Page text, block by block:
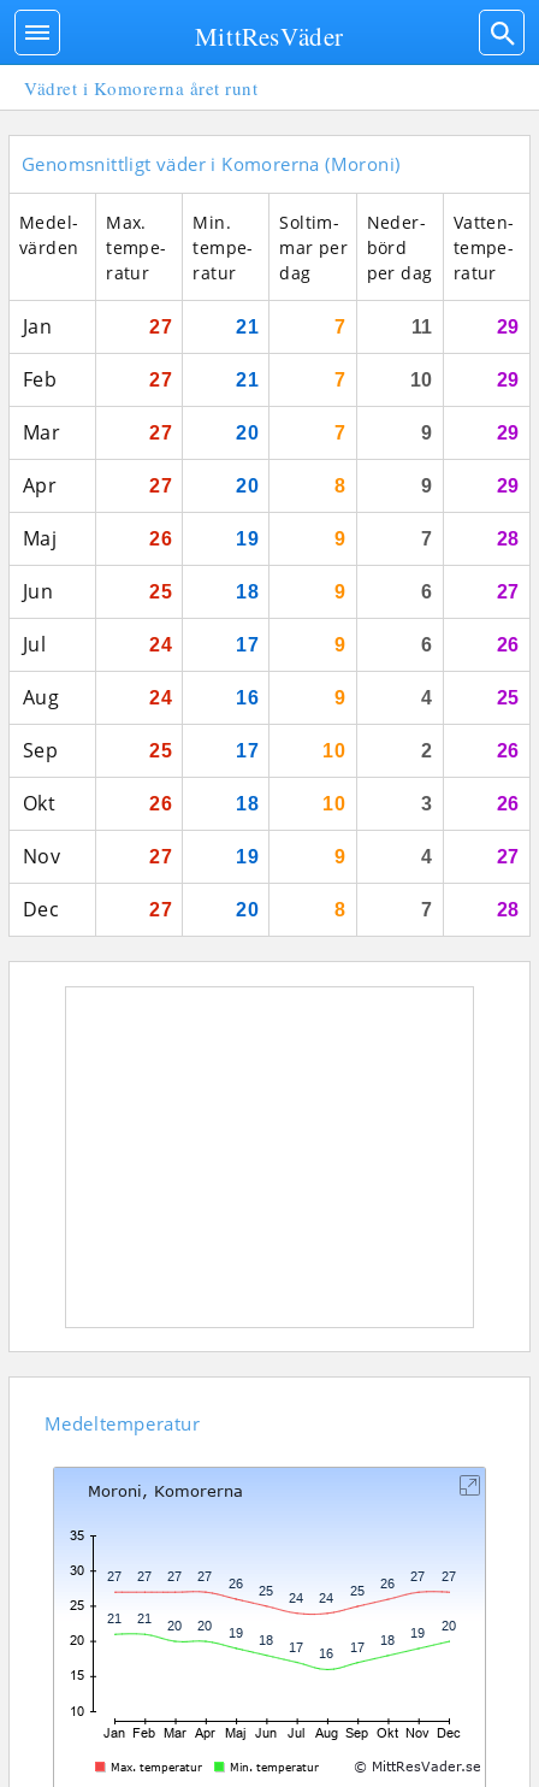
Vädret i Komorerna året runt
Genomsnittligt väder i Komorerna (Moroni)
Medel­
vär­den
Max.
tempe­
ratur
Min.
tempe­
ratur
Sol­tim­
mar per
dag
Neder­
börd
per dag
Vatten­
tempe­
ratur
Jan 27 21 7 11 29
Feb 27 21 7 10 29
Mar 27 20 7 9 29
Apr 27 20 8 9 29
Maj 26 19 9 7 28
Jun 25 18 9 6 27
Jul 24 17 9 6 26
Aug 24 16 9 4 25
Sep 25 17 10 2 26
Okt 26 18 10 3 26
Nov 27 19 9 4 27
Dec 27 20 8 7 28
Medeltemperatur
MittResVäder